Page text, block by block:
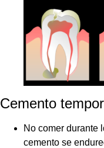
Cemento
No comer durante
cemento se